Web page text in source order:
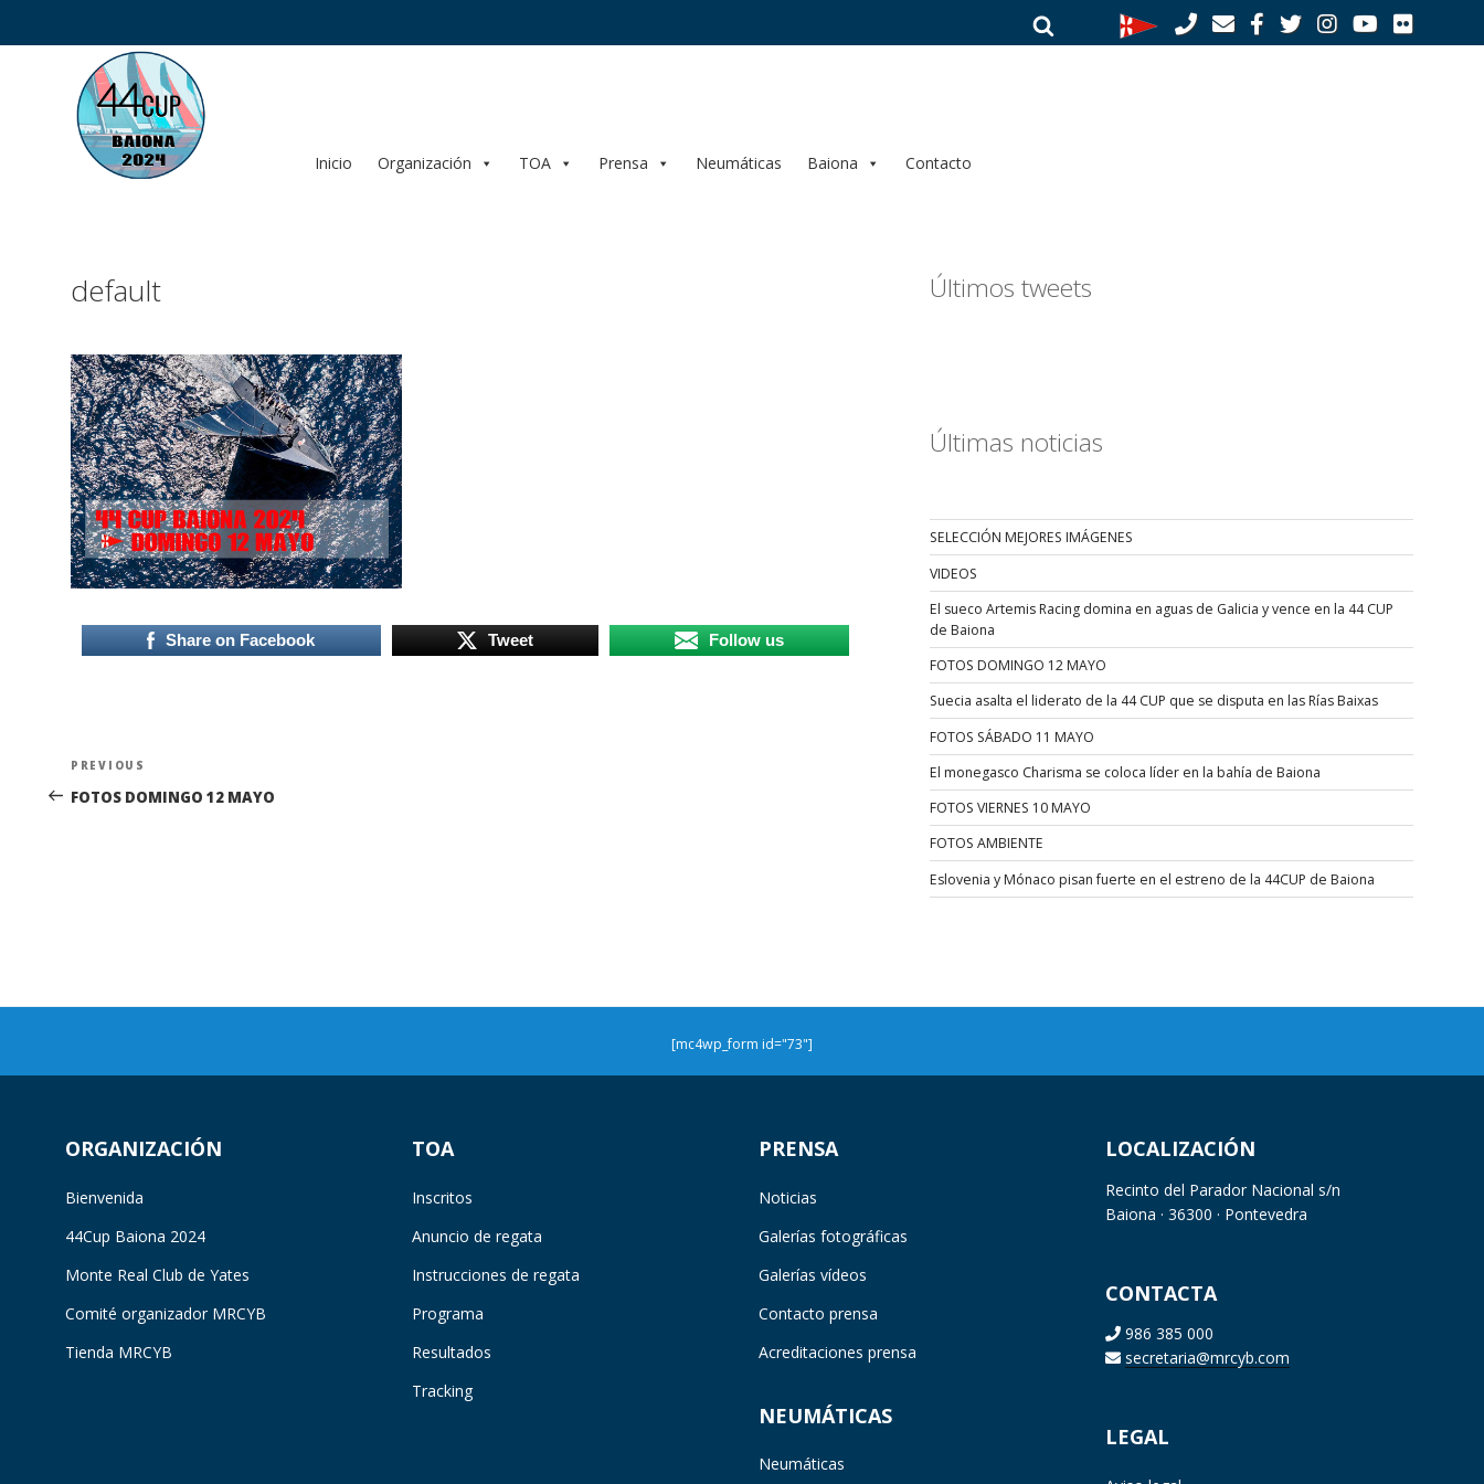
por:
Inicio Organización TOA Prensa Neumáticas Baiona Contacto
default
Share on Facebook Tweet Follow us
Navegación
de
Previous
Post
PREVIOUS
FOTOS DOMINGO 12 MAYO
Últimos tweets
Últimas noticias
SELECCIÓN MEJORES IMÁGENES
VIDEOS
El sueco Artemis Racing domina en aguas de Galicia y vence en la 44 CUP
de Baiona
FOTOS DOMINGO 12 MAYO
Suecia asalta el liderato de la 44 CUP que se disputa en las Rías Baixas
FOTOS SÁBADO 11 MAYO
El monegasco Charisma se coloca líder en la bahía de Baiona
FOTOS VIERNES 10 MAYO
FOTOS AMBIENTE
Eslovenia y Mónaco pisan fuerte en el estreno de la 44CUP de Baiona
[mc4wp_form id="73"]
ORGANIZACIÓN
Bienvenida
44Cup Baiona 2024
Monte Real Club de Yates
Comité organizador MRCYB
Tienda MRCYB
TOA
Inscritos
Anuncio de regata
Instrucciones de regata
Programa
Resultados
Tracking
PRENSA
Noticias
Galerías fotográficas
Galerías vídeos
Contacto prensa
Acreditaciones prensa
NEUMÁTICAS
Neumáticas
LOCALIZACIÓN
Recinto del Parador Nacional s/n
Baiona · 36300 · Pontevedra
CONTACTA
986 385 000
secretaria@mrcyb.com
LEGAL